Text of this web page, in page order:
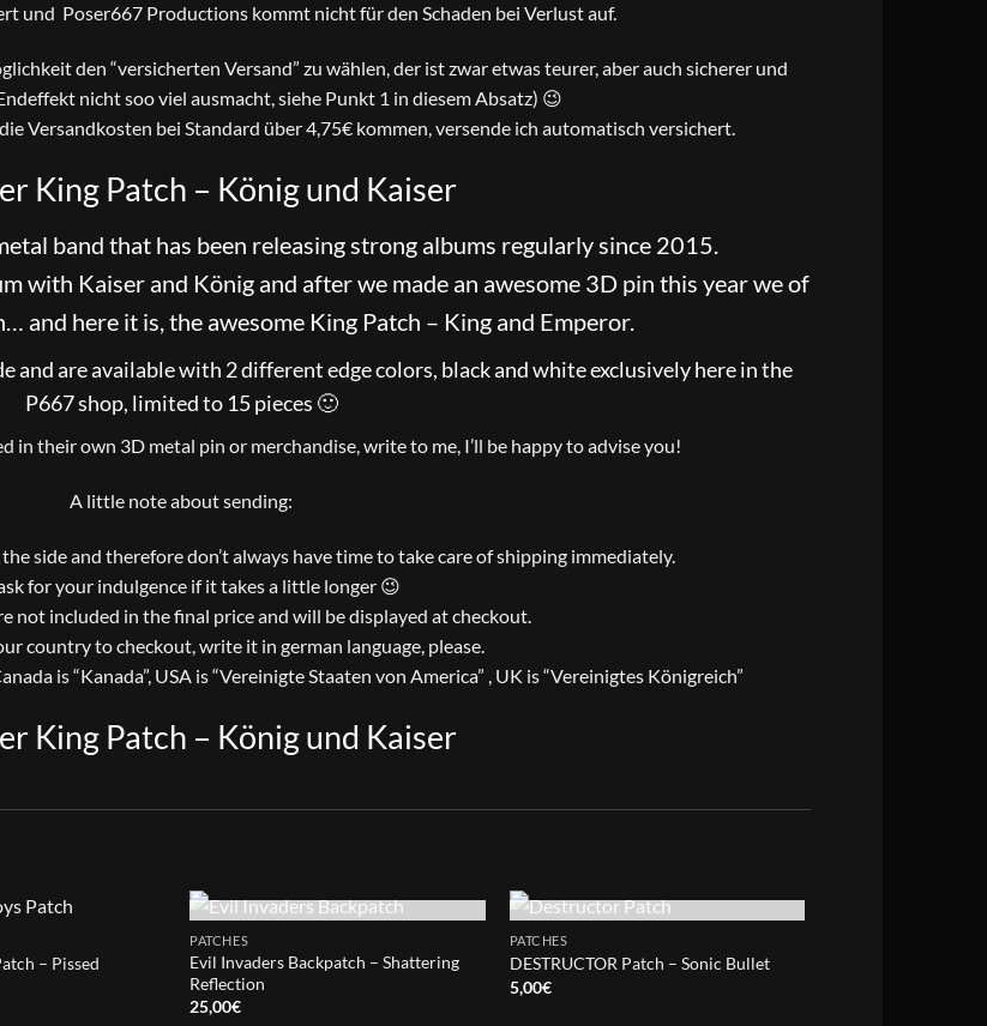
und Poser667 Productions kommt nicht für den Schaden bei Verlust auf.
den “versicherten Versand” zu wählen, der ist zwar etwas teurer, aber auch sicherer und
nicht soo viel ausmacht, siehe Punkt 1 in diesem Absatz) 😉
Versandkosten bei Standard über 4,75€ kommen, versende ich automatisch versichert.
King Patch – König und Kaiser
band that has been releasing strong albums regularly since 2015.
with Kaiser and König and after we made an awesome 3D pin this year we of
and here it is, the awesome King Patch – King and Emperor.
and are available with 2 different edge colors, black and white exclusively here in the
P667 shop, limited to 15 pieces 🙂
in their own 3D metal pin or merchandise, write to me, I’ll be happy to advise you!
A little note about sending:
side and therefore don’t always have time to take care of shipping immediately.
for your indulgence if it takes a little longer 😉
not included in the final price and will be displayed at checkout.
country to checkout, write it in german language, please.
is “Kanada”, USA is “Vereinigte Staaten von America” , UK is “Vereinigtes Königreich”
King Patch – König und Kaiser
– Pissed
PATCHES
Evil Invaders Backpatch – Shattering
Reflection
25,00€
PATCHES
DESTRUCTOR Patch – Sonic Bullet
5,00€